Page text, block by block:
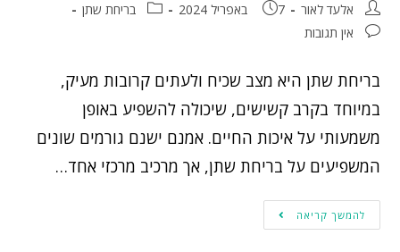
אלעד לאור 7 באפריל 2024
בריחת שתן
אין תגובות
בריחת שתן היא מצב שכיח ולעתים קרובות מעיק,
במיוחד בקרב קשישים, שיכולה להשפיע באופן
משמעותי על איכות החיים. אמנם ישנם גורמים שונים
המשפיעים על בריחת שתן, אך מרכיב מרכזי אחד…
להמשך קריאה